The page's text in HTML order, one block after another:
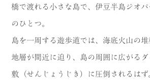
橋で渡れる小さな島で、伊豆半島ジオパ
のひとつ。
島を一周する遊歩道では、海底火山の
地層が間近に迫り、島の周囲に広がる
敷（せんじょうじき）に圧倒されるはず